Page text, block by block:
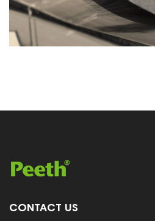
CONTACT US